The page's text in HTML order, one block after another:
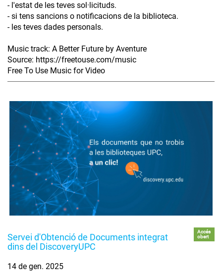
- l'estat de les teves sol·licituds.
- si tens sancions o notificacions de la biblioteca.
- les teves dades personals.
Music track: A Better Future by Aventure
Source: https://freetouse.com/music
Free To Use Music for Video
Servei d'Obtenció de Documents integrat
dins del DiscoveryUPC
Accés
obert
14 de gen. 2025